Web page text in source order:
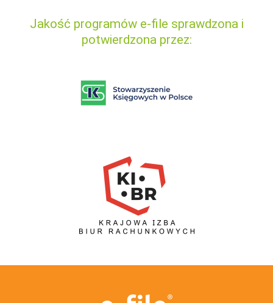
Jakość programów e-file sprawdzona i
potwierdzona przez: